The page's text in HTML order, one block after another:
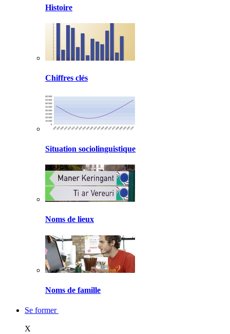
Histoire
Chiffres clés
Situation sociolinguistique
Noms de lieux
Noms de famille
Se former
X